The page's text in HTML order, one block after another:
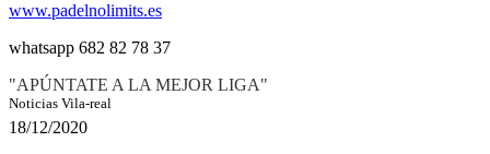
www.padelnolimits.es
whatsapp 682 82 78 37
"APÚNTATE A LA MEJOR LIGA"
Noticias Vila-real
18/12/2020